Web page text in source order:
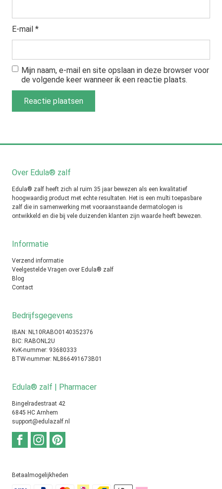
E-mail *
Mijn naam, e-mail en site opslaan in deze browser voor
de volgende keer wanneer ik een reactie plaats.
Over Edula® zalf
Edula® zalf heeft zich al ruim 35 jaar bewezen als een kwalitatief
hoogwaardig product met echte resultaten. Het is een multi toepasbare
zalf die in samenwerking met vooraanstaande dermatologen is
ontwikkeld en die bij vele duizenden klanten zijn waarde heeft bewezen.
Informatie
Verzend informatie
Veelgestelde Vragen over Edula® zalf
Blog
Contact
Bedrijfsgegevens
IBAN: NL10RABO0140352376
BIC: RABONL2U
KvK-nummer: 93680333
BTW-nummer: NL866491673B01
Edula® zalf | Pharmacer
Bingelradestraat 42
6845 HC Arnhem
support@edulazalf.nl
Betaalmogelijkheden